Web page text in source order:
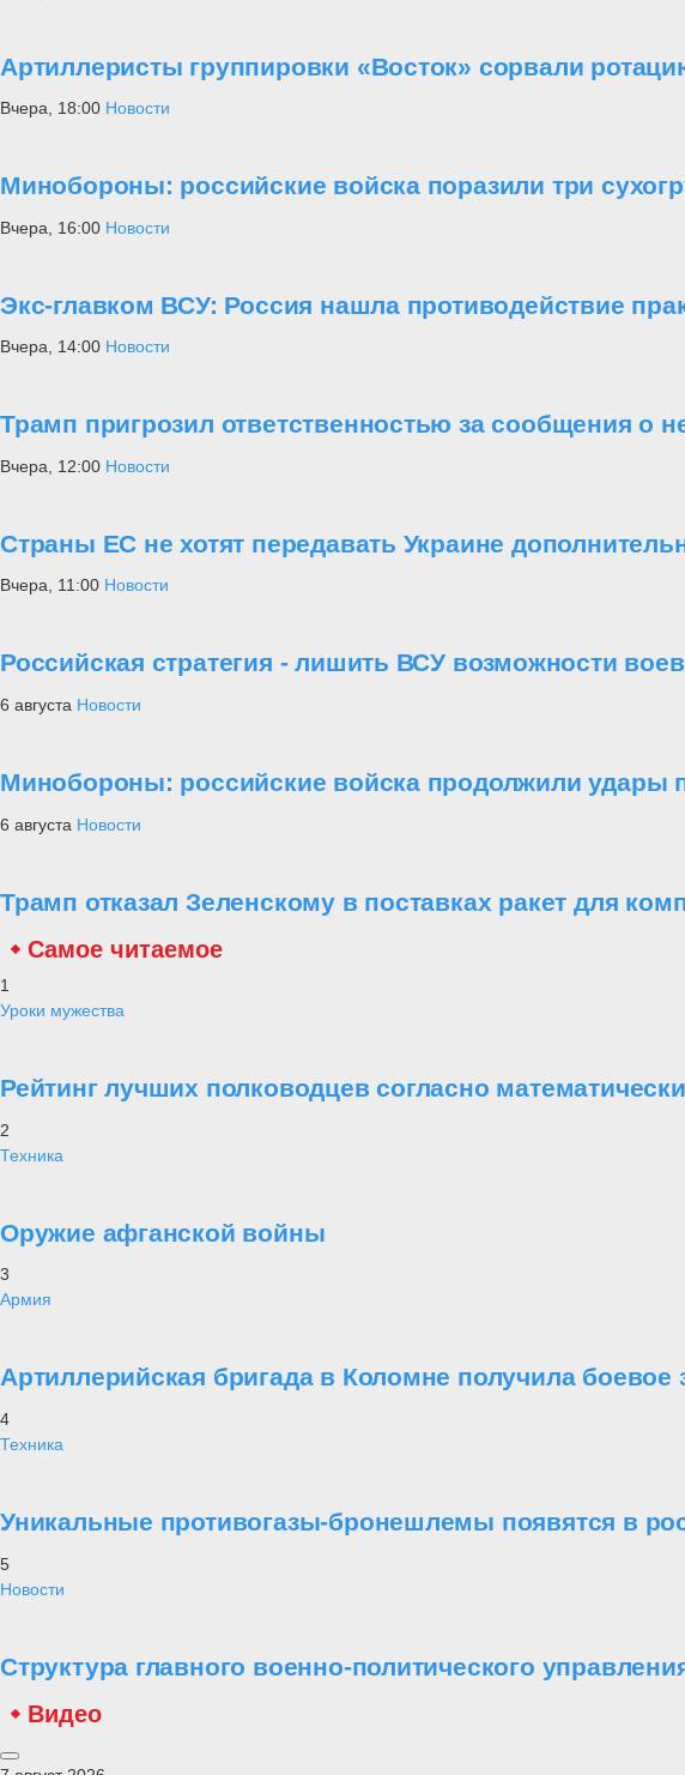
Артиллеристы группировки «Восток» сорвали
Вчера, 18:00 Новости
Минобороны: российские войска поразили три
Вчера, 16:00 Новости
Экс-главком ВСУ: Россия нашла противодействие
Вчера, 14:00 Новости
Трамп пригрозил ответственностью за сообщения о
Вчера, 12:00 Новости
Страны ЕС не хотят передавать Украине
Вчера, 11:00 Новости
Российская стратегия - лишить ВСУ возможности
6 августа Новости
Минобороны: российские войска продолжили
6 августа Новости
Трамп отказал Зеленскому в поставках ракет для
Самое читаемое
1
Уроки мужества
Рейтинг лучших полководцев согласно
2
Техника
Оружие афганской войны
3
Армия
Артиллерийская бригада в Коломне получила боевое
4
Техника
Уникальные противогазы-бронешлемы появятся в
5
Новости
Структура главного военно-политического
Видео